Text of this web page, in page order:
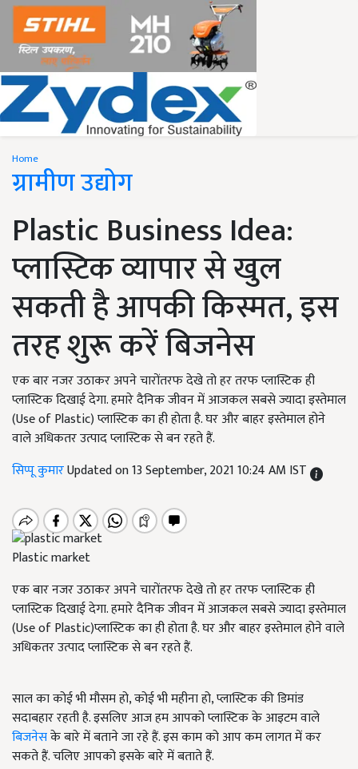
Home
ग्रामीण उद्योग
Plastic Business Idea:
प्लास्टिक व्यापार से खुल
सकती है आपकी किस्मत, इस
तरह शुरू करें बिजनेस
एक बार नजर उठाकर अपने चारोंतरफ देखे तो हर तरफ प्लास्टिक ही
प्लास्टिक दिखाई देगा. हमारे दैनिक जीवन में आजकल सबसे ज्यादा इस्तेमाल
(Use of Plastic) प्लास्टिक का ही होता है. घर और बाहर इस्तेमाल होने
वाले अधिकतर उत्पाद प्लास्टिक से बन रहते हैं.
सिप्पू कुमारUpdated on 13 September, 2021 10:24 AM IST
Plastic market
एक बार नजर उठाकर अपने चारोंतरफ देखे तो हर तरफ प्लास्टिक ही
प्लास्टिक दिखाई देगा. हमारे दैनिक जीवन में आजकल सबसे ज्यादा इस्तेमाल
(Use of Plastic)प्लास्टिक का ही होता है. घर और बाहर इस्तेमाल होने वाले
अधिकतर उत्पाद प्लास्टिक से बन रहते हैं.
साल का कोई भी मौसम हो, कोई भी महीना हो, प्लास्टिक की डिमांड
सदाबहार रहती है. इसलिए आज हम आपको प्लास्टिक के आइटम वाले
बिजनेसके बारे में बताने जा रहे हैं. इस काम को आप कम लागत में कर
सकते हैं. चलिए आपको इसके बारे में बताते हैं.